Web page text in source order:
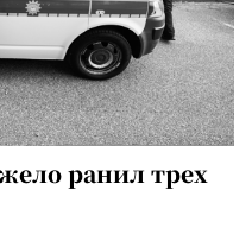
ранил трех